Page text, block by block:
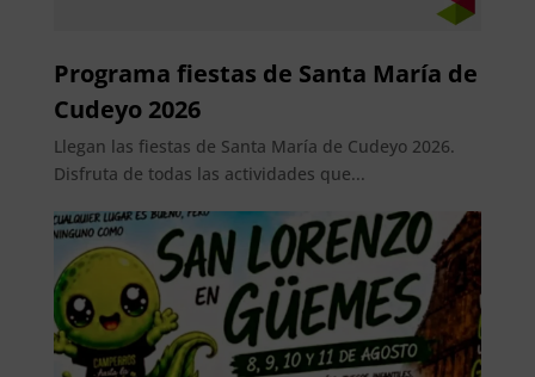
Programa fiestas de Santa María de
Cudeyo 2026
Llegan las fiestas de Santa María de Cudeyo 2026.
Disfruta de todas las actividades que...